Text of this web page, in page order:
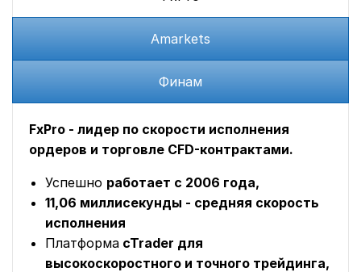
Amarkets
Финам
FxPro - лидер по скорости исполнения
ордеров и торговле CFD-контрактами.
Успешно работает с 2006 года,
11,06 миллисекунды - средняя скорость
исполнения
Платформа cTrader для
высокоскоростного и точного трейдинга,